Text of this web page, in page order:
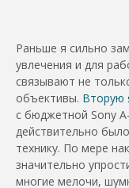
Раньше я сильно
увлечения и для
связывают не
объективы. Вторую
с бюджетной Sony
действительно
технику. По мере
значительно
многие мелочи,